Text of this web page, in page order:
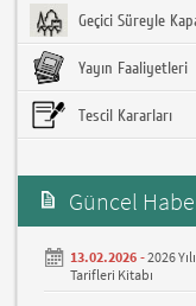
Geçici Süreyle
Yayın Faaliyetleri
Tescil Kararları
Güncel
13.02.2026 -2026
Tarifleri Kitabı